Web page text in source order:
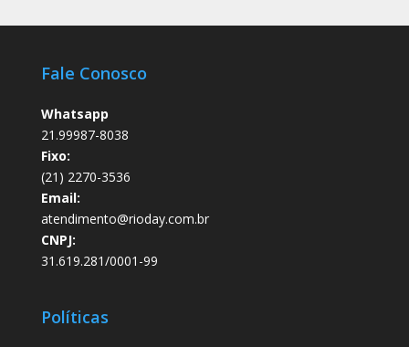
Fale Conosco
Whatsapp
21.99987-8038
Fixo:
(21) 2270-3536
Email:
atendimento@rioday.com.br
CNPJ:
31.619.281/0001-99
Políticas